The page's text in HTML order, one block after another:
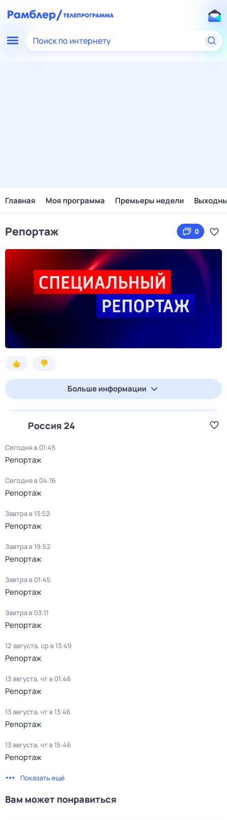
Поиск по интернету
Главная Моя программа Премьеры недели
Репортаж 0
Больше информации
Россия 24
Сегодня в 01:45
Репортаж
Сегодня в 04:16
Репортаж
Завтра в 13:52
Репортаж
Завтра в 19:52
Репортаж
Завтра в 01:45
Репортаж
Завтра в 03:11
Репортаж
12 августа, ср в 13:49
Репортаж
13 августа, чт в 01:46
Репортаж
13 августа, чт в 13:46
Репортаж
13 августа, чт в 15:46
Репортаж
Показать ещё
Вам может понравиться